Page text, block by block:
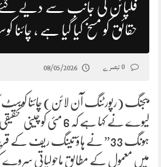
فلپائن کی جانب سے دیے
حقائق کو مسخ کیا گیا ہے ، چائنا
08/05/2026
بیجنگ (رپورٹنگ آن لائن) چائنا کوسٹ
لیوے نے کہا ہے کہ 6 مئی
ہونگ 33” نے ہاؤ تینگ ریف
میں معمول کے مطابق ماحولیاتی سروے